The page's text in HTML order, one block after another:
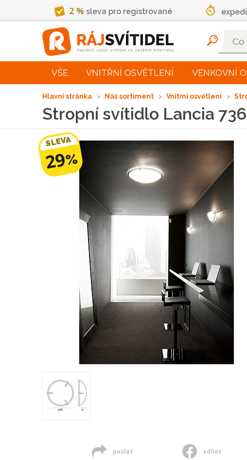
2 % sleva pro registrované
VŠE VNITŘNÍ OSVĚTLENÍ VENKOVNÍ
Hlavní stránka Náš sortiment Vnitřní osvětlení
Stropní svítidlo Lancia
SLEVA
29%
poslat sdílet